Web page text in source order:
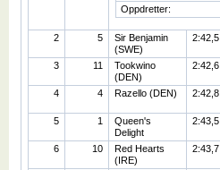
Oppdretter:
2 5
Sir Benjamin
(SWE)
2:42,5
3
11
Tookwino
(DEN)
2:42,6
4
4 Razello (DEN) 2:42,8
5
1
Queen's
Delight
2:43,5
6
10
Red Hearts
(IRE)
2:43,7